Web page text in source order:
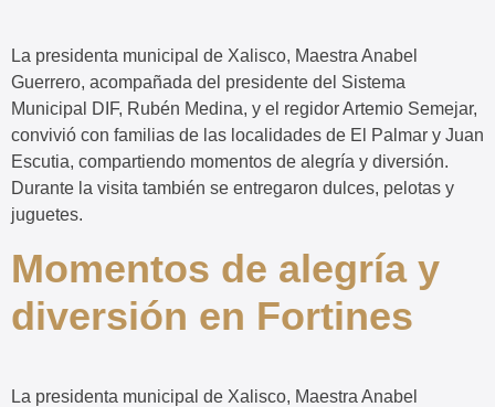
La presidenta municipal de Xalisco, Maestra Anabel
Guerrero, acompañada del presidente del Sistema
Municipal DIF, Rubén Medina, y el regidor Artemio Semejar,
convivió con familias de las localidades de El Palmar y Juan
Escutia, compartiendo momentos de alegría y diversión.
Durante la visita también se entregaron dulces, pelotas y
juguetes.
Momentos de alegría y
diversión en Fortines
La presidenta municipal de Xalisco, Maestra Anabel